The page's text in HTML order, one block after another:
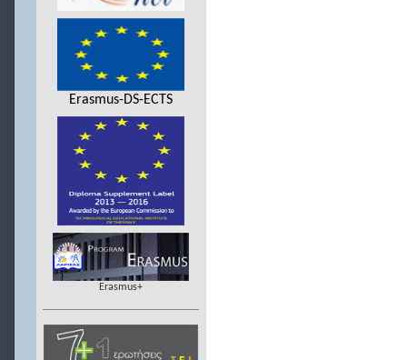
Erasmus-DS-ECTS
Erasmus+